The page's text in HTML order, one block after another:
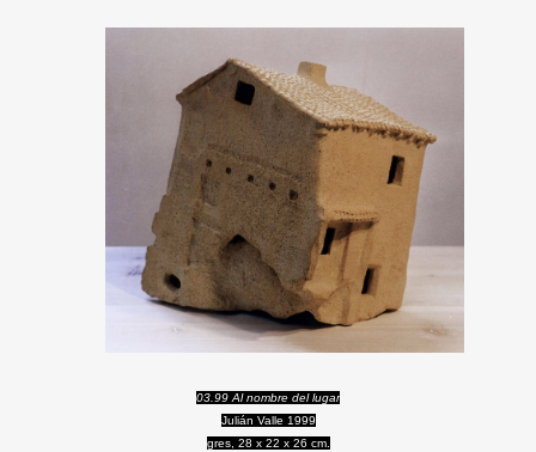
03.99 Al nombre del lugar
Julián Valle 1999
gres, 28 x 22 x 26 cm.